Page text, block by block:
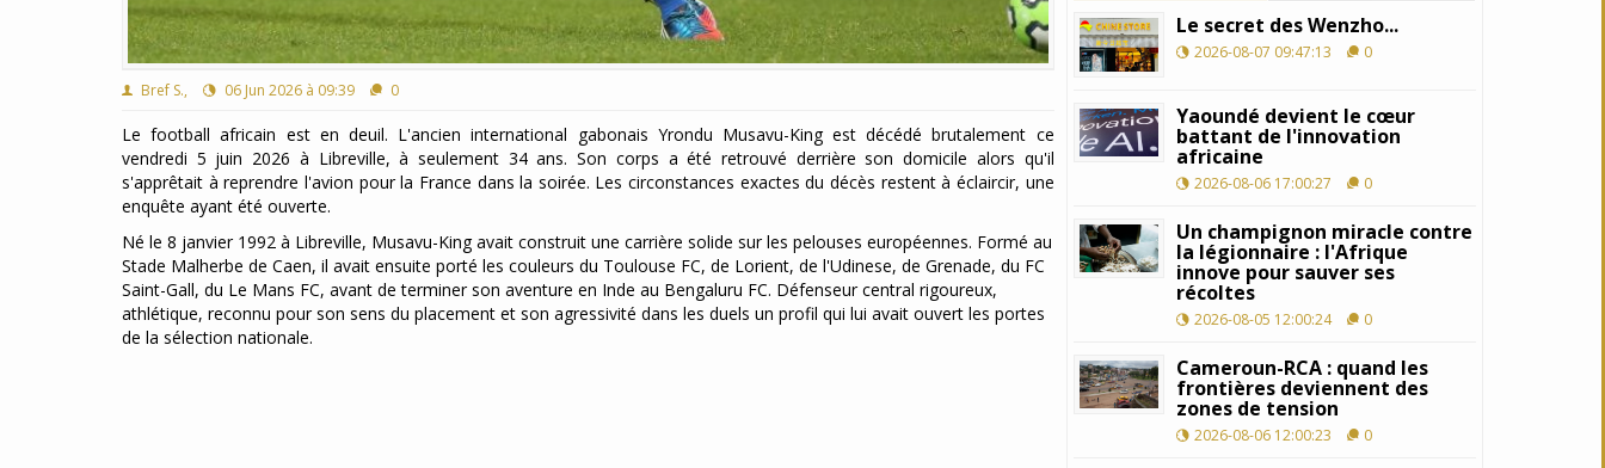
Bref S., 06 Jun 2026 à 09:39 0
Le football africain est en deuil. L'ancien international gabonais Yrondu Musavu-King est décédé brutalement ce
vendredi 5 juin 2026 à Libreville, à seulement 34 ans. Son corps a été retrouvé derrière son domicile alors qu'il
s'apprêtait à reprendre l'avion pour la France dans la soirée. Les circonstances exactes du décès restent à éclaircir, une
enquête ayant été ouverte.
Né le 8 janvier 1992 à Libreville, Musavu-King avait construit une carrière solide sur les pelouses européennes. Formé au
Stade Malherbe de Caen, il avait ensuite porté les couleurs du Toulouse FC, de Lorient, de l'Udinese, de Grenade, du FC
Saint-Gall, du Le Mans FC, avant de terminer son aventure en Inde au Bengaluru FC. Défenseur central rigoureux,
athlétique, reconnu pour son sens du placement et son agressivité dans les duels un profil qui lui avait ouvert les portes
de la sélection nationale.
Le secret des Wenzho...
2026-08-07 09:47:13 0
Yaoundé devient le cœur
battant de l'innovation
africaine
2026-08-06 17:00:27 0
Un champignon miracle contre
la légionnaire : l'Afrique
innove pour sauver ses
récoltes
2026-08-05 12:00:24 0
Cameroun-RCA : quand les
frontières deviennent des
zones de tension
2026-08-06 12:00:23 0